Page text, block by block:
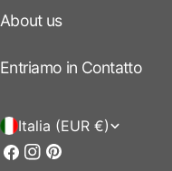
About us
Entriamo in Contatto
P
a
Italia (EUR €)
Facebook
Instagram
Pinterest